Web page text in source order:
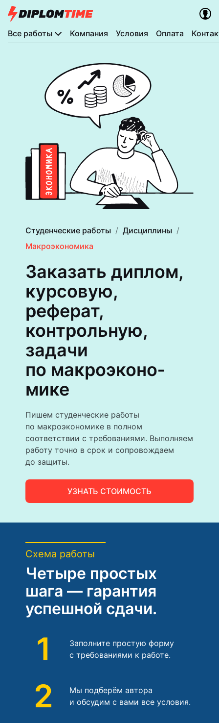
Все работы Компания Условия Оплата
Студенческие работы
Дисциплины
Макроэкономика
Заказать диплом,
курсовую,
реферат,
контрольную,
задачи
по макроэконо­
мике
Пишем студенческие работы
по макроэкономике в полном
соответствии с требованиями. Выполняем
работу точно в срок и сопровождаем
до защиты.
УЗНАТЬ СТОИМОСТЬ
Схема работы
Четыре простых
шага — гарантия
успешной сдачи.
1
Заполните простую форму
с требованиями к работе.
2
Мы подберём автора
и обсудим с вами все условия.